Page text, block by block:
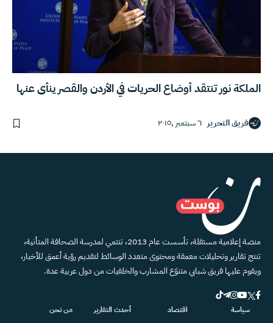
الملكة نور تنتقد أوضاع الحريات في الأردن والقصر ينأى عنها
فريق التحرير ٦ سبتمبر ,٢٠١٥
منصة إعلامية مستقلة، تأسست عام 2013، تنتمي لمدرسة الصحافة المتأنية،
تنتج تقارير وتحليلات معمقة ومحتوى متعدد الوسائط لتقديم رؤية أعمق للأخبار،
ويقوم عليها فريق شبابي متنوّع المشارب والخلفيات من دول عربية عدة.
سياسة اقتصاد أحدث التقارير من نحن